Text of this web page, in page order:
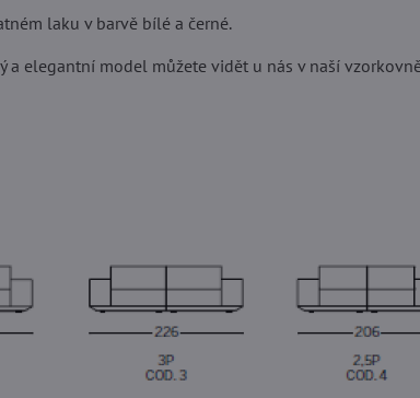
laku v barvě bílé a černé.
elegantní model můžete vidět u nás v naší